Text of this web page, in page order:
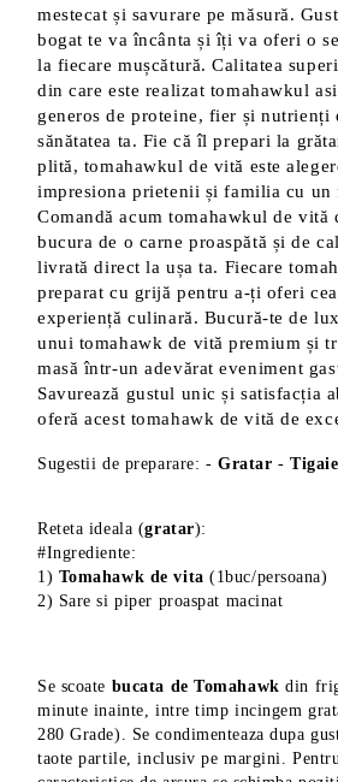
mestecat și savurare pe măsură.
bogat te va încânta și îți va oferi o
la fiecare mușcătură. Calitatea
din care este realizat tomahawkul
generos de proteine, fier și nutrienți
sănătatea ta. Fie că îl prepari la
plită, tomahawkul de vită este
impresiona prietenii și familia cu un
Comandă acum tomahawkul de vită
bucura de o carne proaspătă și de
livrată direct la ușa ta. Fiecare
preparat cu grijă pentru a-ți oferi
experiență culinară. Bucură-te de
unui tomahawk de vită premium și
masă într-un adevărat eveniment
Savurează gustul unic și satisfacția
oferă acest tomahawk de vită de
Sugestii de preparare: - Gratar -Tigaie
Reteta ideala (gratar):
#Ingrediente:
1) Tomahawk de vita (1buc/persoana)
2) Sare si piper proaspat macinat
Se scoate bucata de Tomahawk din
minute inainte, intre timp incingem
280 Grade). Se condimenteaza dupa
taote partile, inclusiv pe margini.